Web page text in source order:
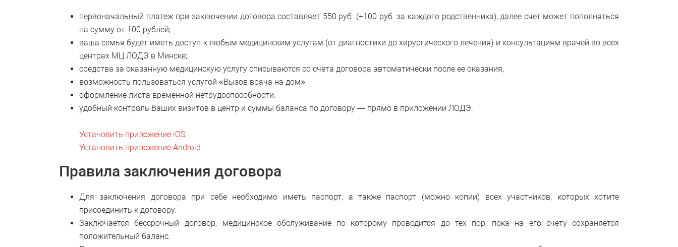
первоначальный платеж при заключении договора составляет 550 руб. (+100 руб. за каждого родственника), далее счет может пополняться
на сумму от 100 рублей;
ваша семья будет иметь доступ к любым медицинским услугам (от диагностики до хирургического лечения) и консультациям врачей во всех
центрах МЦ ЛОДЭ в Минске;
средства за оказанную медицинскую услугу списываются со счета договора автоматически после ее оказания;
возможность пользоваться услугой «Вызов врача на дом»;
оформление листа временной нетрудоспособности.
удобный контроль Ваших визитов в центр и суммы баланса по договору — прямо в приложении ЛОДЭ.
Установить приложение iOS
Установить приложение Android
Правила заключения договора
Для заключения договора при себе необходимо иметь паспорт, а также паспорт (можно копии) всех участников, которых хотите
присоединить к договору.
Заключается бессрочный договор, медицинское обслуживание по которому проводится до тех пор, пока на его счету сохраняется
положительный баланс.